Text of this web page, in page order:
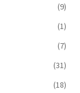
(9)
(1)
(7)
(31)
(18)